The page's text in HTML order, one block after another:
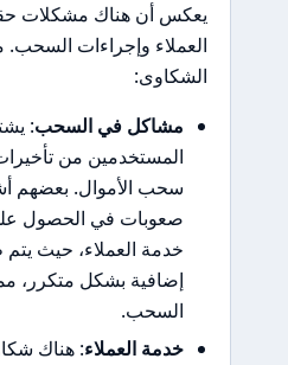
يعكس أن هناك مشكلات
العملاء وإجراءات السحب.
الشكاوى:
مشاكل في السحب:
المستخدمين من
سحب الأموال. بعضهم
صعوبات في الحصول
خدمة العملاء، حيث
إضافية بشكل متكرر،
السحب.
خدمة العملاء: هناك